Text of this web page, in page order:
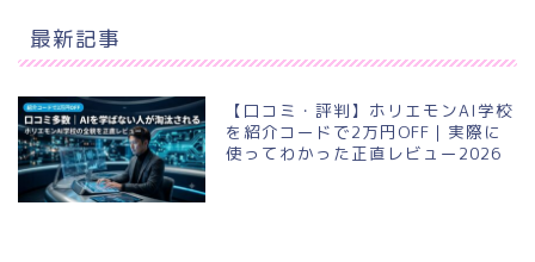
最新記事
【口コミ・評判】ホリエモンAI学校
を紹介コードで2万円OFF｜実際に
使ってわかった正直レビュー2026